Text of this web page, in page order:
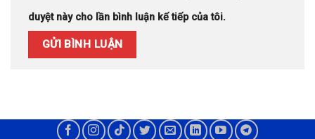
duyệt này cho lần bình luận kế tiếp của tôi.